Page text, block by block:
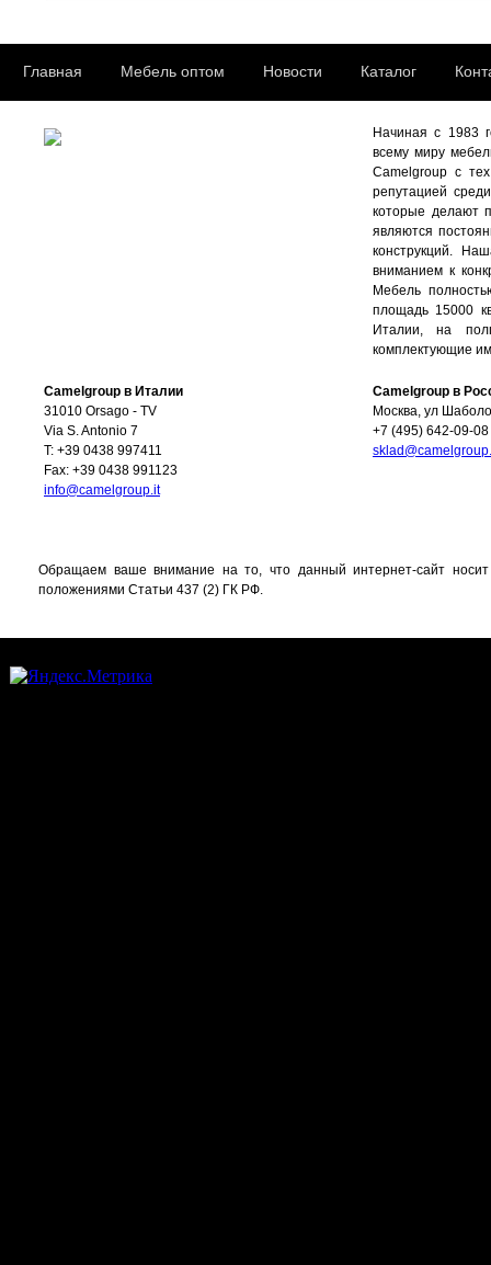
Главная Мебель оптом Новости Каталог
Начиная с 1983
всему миру
Camelgroup с
репутацией
которые делают
являются
конструкций.
вниманием к
Мебель
площадь 15000
Италии, на
комплектующие
Camelgroup в Италии
31010 Orsago - TV
Via S. Antonio 7
T: +39 0438 997411
Fax: +39 0438 991123
info@camelgroup.it
Camelgroup в
Москва, ул
+7 (495) 642-09-08
Обращаем ваше внимание на то, что данный интернет-сайт
положениями Статьи 437 (2) ГК РФ.